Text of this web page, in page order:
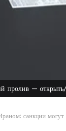
пролив —
санкции могут